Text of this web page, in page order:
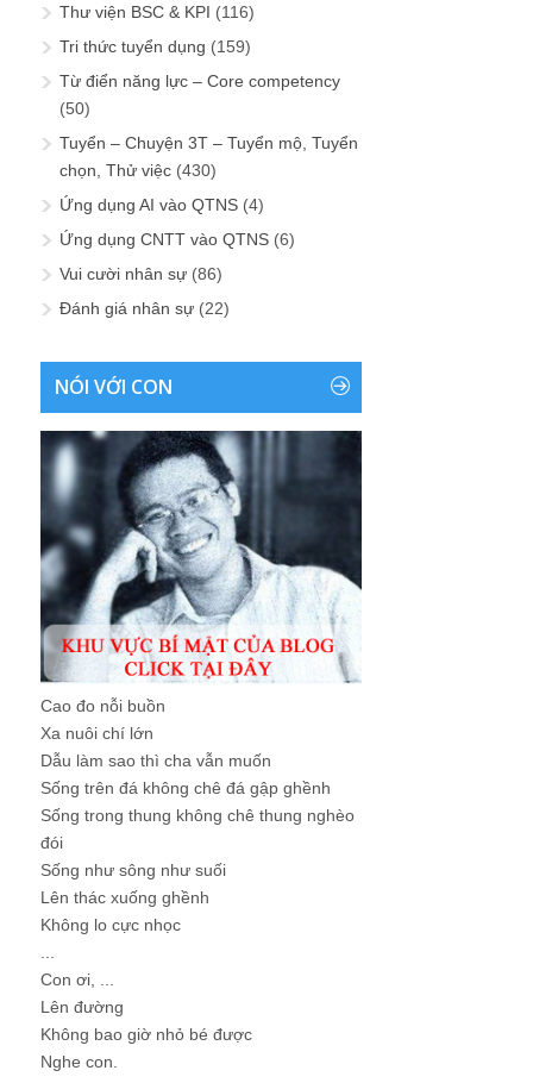
Thư viện BSC & KPI (116)
Tri thức tuyển dụng (159)
Từ điển năng lực – Core competency
(50)
Tuyển – Chuyện 3T – Tuyển mộ, Tuyển
chọn, Thử việc (430)
Ứng dụng AI vào QTNS (4)
Ứng dụng CNTT vào QTNS (6)
Vui cười nhân sự (86)
Đánh giá nhân sự (22)
NÓI VỚI CON
Cao đo nỗi buồn
Xa nuôi chí lớn
Dẫu làm sao thì cha vẫn muốn
Sống trên đá không chê đá gập ghềnh
Sống trong thung không chê thung nghèo
đói
Sống như sông như suối
Lên thác xuống ghềnh
Không lo cực nhọc
Con ơi, ...
Lên đường
Không bao giờ nhỏ bé được
Nghe con.